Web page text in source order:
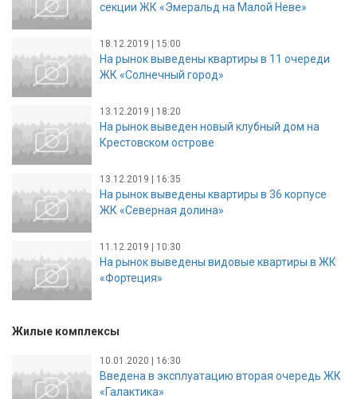
секции ЖК «Эмеральд на Малой Неве»
18.12.2019 | 15:00
На рынок выведены квартиры в 11 очереди
ЖК «Солнечный город»
13.12.2019 | 18:20
На рынок выведен новый клубный дом на
Крестовском острове
13.12.2019 | 16:35
На рынок выведены квартиры в 36 корпусе
ЖК «Северная долина»
11.12.2019 | 10:30
На рынок выведены видовые квартиры в ЖК
«Фортеция»
Жилые комплексы
10.01.2020 | 16:30
Введена в эксплуатацию вторая очередь ЖК
«Галактика»